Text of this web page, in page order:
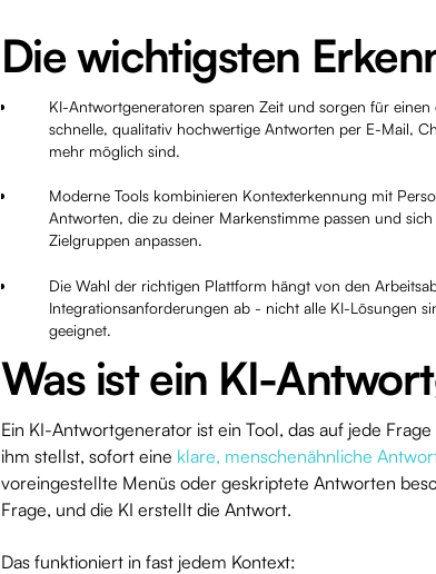
Die wichtigsten
KI-Antwortgeneratoren sparen Zeit und sorgen für einen
schnelle, qualitativ hochwertige Antworten per E-Mail,
mehr möglich sind.
Moderne Tools kombinieren Kontexterkennung mit
Antworten, die zu deiner Markenstimme passen und
Zielgruppen anpassen.
Die Wahl der richtigen Plattform hängt von den
Integrationsanforderungen ab - nicht alle KI-Lösungen
geeignet.
Was ist ein KI-
Ein KI-Antwortgenerator ist ein Tool, das auf jede
ihm stellst, sofort eine klare, menschenähnliche
voreingestellte Menüs oder geskriptete Antworten
Frage, und die KI erstellt die Antwort.
Das funktioniert in fast jedem Kontext: